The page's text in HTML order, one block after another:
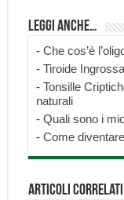
Leggi anche…
- Che cos’è
- Tiroide
- Tonsille
naturali
- Quali sono i
- Come
Articoli correlati